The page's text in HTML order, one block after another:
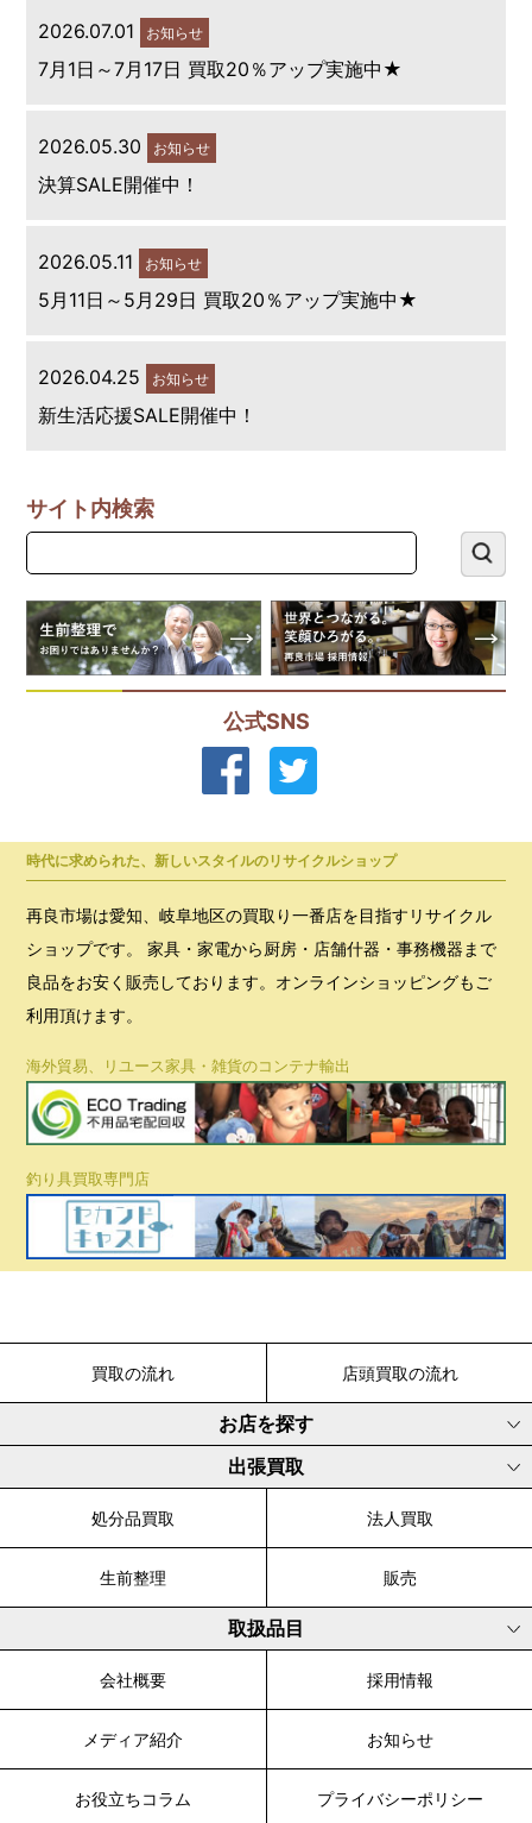
2026.07.01 お知らせ
7月1日～7月17日 買取20％アップ実施中★
2026.05.30 お知らせ
決算SALE開催中！
2026.05.11 お知らせ
5月11日～5月29日 買取20％アップ実施中★
2026.04.25 お知らせ
新生活応援SALE開催中！
サイト内検索
公式SNS
時代に求められた、新しいスタイルのリサイクルショップ
再良市場は愛知、岐阜地区の買取り一番店を目指すリサイクル
ショップです。 家具・家電から厨房・店舗什器・事務機器まで
良品をお安く販売しております。オンラインショッピングもご
利用頂けます。
海外貿易、リユース家具・雑貨のコンテナ輸出
釣り具買取専門店
買取の流れ 店頭買取の流れ
お店を探す
出張買取
処分品買取 法人買取
生前整理 販売
取扱品目
会社概要 採用情報
メディア紹介 お知らせ
お役立ちコラム プライバシーポリシー